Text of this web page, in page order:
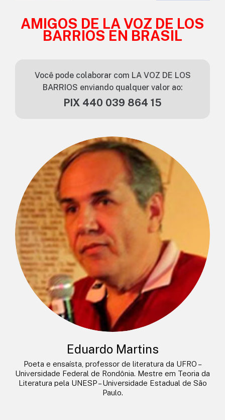
AMIGOS DE LA VOZ DE LOS
BARRIOS EN BRASIL
Você pode colaborar com LA VOZ DE LOS
BARRIOS enviando qualquer valor ao:
PIX 440 039 864 15
Eduardo Martins
Poeta e ensaísta, professor de literatura da UFRO –
Universidade Federal de Rondônia. Mestre em Teoria da
Literatura pela UNESP – Universidade Estadual de São
Paulo.